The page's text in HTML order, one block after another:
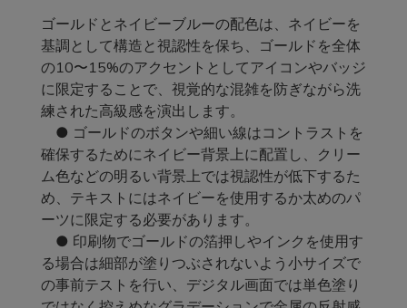
ゴールドとネイビーブルーの配色は、ネイビーを
基調として構造と視認性を保ち、ゴールドを全体
の10〜15%のアクセントとしてアイコンやバッジ
に限定することで、視覚的な混雑を防ぎながら洗
練された高級感を演出します。
● ゴールドのボタンや細い線はコントラストを
確保するためにネイビー背景上に配置し、クリー
ム色などの明るい背景上では視認性が低下するた
め、テキストにはネイビーを使用するか太めのパ
ーツに限定する必要があります。
● 印刷物でゴールドの箔押しやインクを使用す
る場合は細部が塗りつぶされないよう小サイズで
の事前テストを行い、デジタル画面では単色塗り